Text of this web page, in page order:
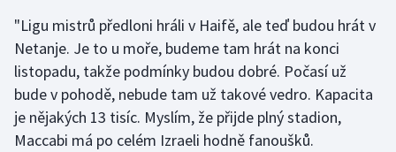
Parasport
Plavání
Plážový volejbal
"Ligu mistrů předloni hráli v Haifě, ale teď budou hrát v
Netanje. Je to u moře, budeme tam hrát na konci
listopadu, takže podmínky budou dobré. Počasí už
bude v pohodě, nebude tam už takové vedro. Kapacita
je nějakých 13 tisíc. Myslím, že přijde plný stadion,
Maccabi má po celém Izraeli hodně fanoušků.